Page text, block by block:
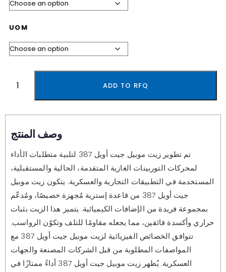
UOM
ADD TO RFQ
وصف المنتج
تم تطوير زيت موبيل جيت أويل 387 لتلبية متطلبات الأداء
لمحركات التوربينات الغازية المتقدمة، الحالية والمستقبلية،
المستخدمة في التطبيقات التجارية والعسكرية. يتكون زيت موبيل
جيت أويل 387 من قاعدة إسترية مُجهزة خصيصًا، ومُدعّم
بمجموعة فريدة من الإضافات الكيميائية. يتميز هذا الزيت بثبات
حراري وأكسدة فائقين، مما يجعله مقاومًا للتلف وتكوّن الرواسب.
تتوافق الخصائص الفيزيائية لزيت موبيل جيت أويل 387 مع
المواصفات المطلوبة من قبل الشركات المصنعة والجهات
العسكرية. يُظهر زيت موبيل جيت أويل 387 أداءً ممتازًا في